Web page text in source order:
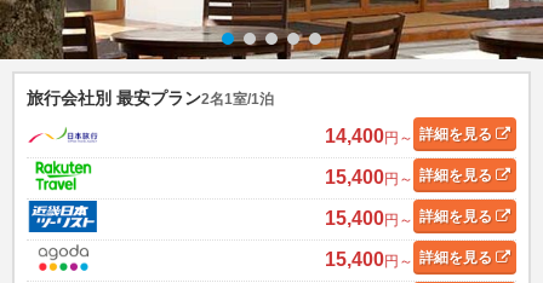
旅行会社別 最安プラン2名1室/1泊
14,400円～ 詳細を見る
15,400円～ 詳細を見る
15,400円～ 詳細を見る
15,400円～ 詳細を見る